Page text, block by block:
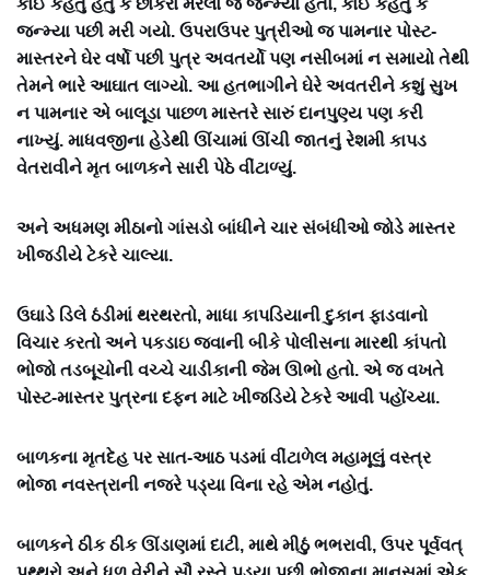
જન્મ્યા પછી મરી ગયો. ઉપરાઉપર પુત્રીઓ જ પામનાર પોસ્ટ-
માસ્તરને ઘેર વર્ષો પછી પુત્ર અવતર્યો પણ નસીબમાં ન સમાયો તેથી
તેમને ભારે આઘાત લાગ્યો. આ હતભાગીને ઘેરે અવતરીને કશું સુખ
ન પામનાર એ બાલૂડા પાછળ માસ્તરે સારું દાનપુણ્ય પણ કરી
નાખ્યું. માધવજીના હેડેથી ઊંચામાં ઊંચી જાતનું રેશમી કાપડ
વેતરાવીને મૃત બાળકને સારી પેઠે વીંટાળ્યું.
અને અધમણ મીઠાનો ગાંસડો બાંધીને ચાર સંબંધીઓ જોડે માસ્તર
ખીજડીયે ટેકરે ચાલ્યા.
ઉઘાડે ડિલે ઠંડીમાં થરથરતો, માધા કાપડિયાની દુકાન ફાડવાનો
વિચાર કરતો અને પકડાઇ જવાની બીકે પોલીસના મારથી કાંપતો
ભોજો તડબૂચોની વચ્ચે ચાડીકાની જેમ ઊભો હતો. એ જ વખતે
પોસ્ટ-માસ્તર પુત્રના દફન માટે ખીજડિયે ટેકરે આવી પહોંચ્યા.
બાળકના મૃતદેહ પર સાત-આઠ પડમાં વીંટાળેલ મહામૂલું વસ્ત્ર
ભોજા નવસ્ત્રાની નજરે પડ્યા વિના રહે એમ નહોતું.
બાળકને ઠીક ઠીક ઊંડાણમાં દાટી, માથે મીઠું ભભરાવી, ઉપર પૂર્વવત્